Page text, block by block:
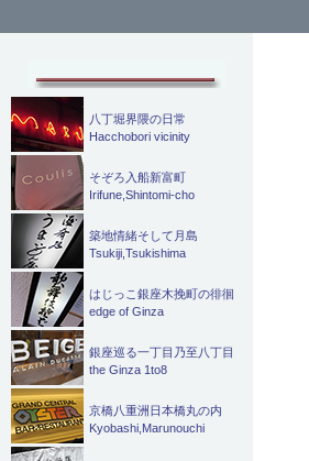
索
八丁堀界隈の日常
Hacchobori vicinity
そぞろ入船新富町
Irifune,Shintomi-cho
築地情緒そして月島
Tsukiji,Tsukishima
はじっこ銀座木挽町の徘徊
edge of Ginza
銀座巡る一丁目乃至八丁目
the Ginza 1to8
京橋八重洲日本橋丸の内
Kyobashi,Marunouchi